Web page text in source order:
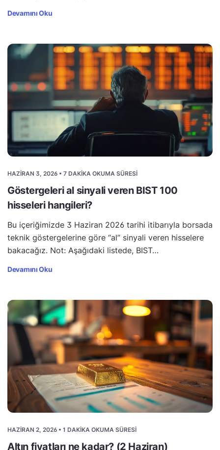
Devamını Oku
HAZIRAN 3, 2026 • 7 DAKIKA OKUMA SÜRESI
Göstergeleri al sinyali veren BIST 100
hisseleri hangileri?
Bu içeriğimizde 3 Haziran 2026 tarihi itibarıyla borsada
teknik göstergelerine göre “al” sinyali veren hisselere
bakacağız. Not: Aşağıdaki listede, BIST…
Devamını Oku
HAZIRAN 2, 2026 • 1 DAKIKA OKUMA SÜRESI
Altın fiyatları ne kadar? (2 Haziran)